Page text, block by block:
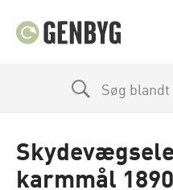
Søg
karmmål